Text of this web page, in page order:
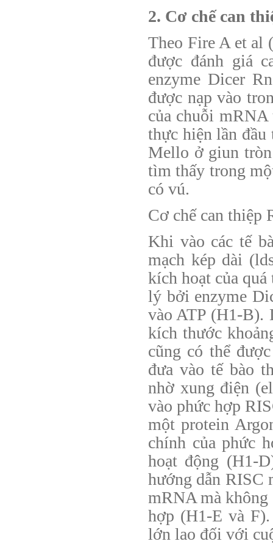
2. Cơ chế can
Theo Fire A et al
được đánh giá
enzyme Dicer
được nạp vào
của chuỗi
thực hiện lần
Mello ở giun tròn
tìm thấy trong
có vú.
Cơ chế can thiệp
Khi vào các tế
mạch kép dài
kích hoạt của
lý bởi enzyme
vào ATP (H1-B).
kích thước
cũng có thể
đưa vào tế bào
nhờ xung điện
vào phức hợp
một protein
chính của phức
hoạt động (H1-
hướng dẫn RISC
mRNA mà không
hợp (H1-E và
lớn lao đối với